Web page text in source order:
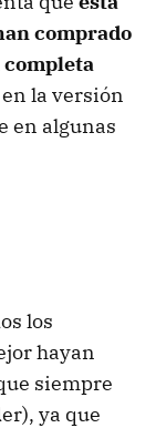
comprado
la versión
en algunas
los
hayan
siempre
ya que